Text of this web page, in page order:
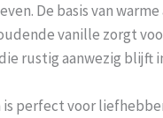
De basis van
vanille zorgt
rustig aanwezig blijft
perfect voor